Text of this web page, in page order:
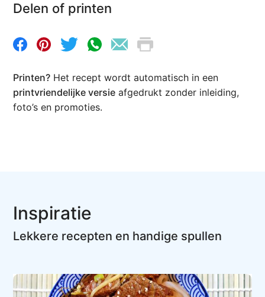
Delen of printen
Printen? Het recept wordt automatisch in een
printvriendelijke versie afgedrukt zonder inleiding,
foto’s en promoties.
Inspiratie
Lekkere recepten en handige spullen